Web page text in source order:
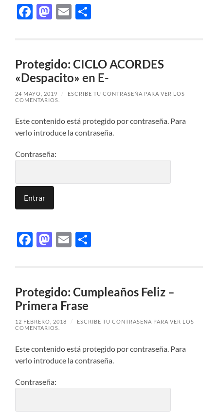
Facebook
Mastodon
Email
Protegido: CICLO ACORDES
«Despacito» en E-
24 MAYO, 2019 /
ESCRIBE TU CONTRASEÑA PARA VER LOS
COMENTARIOS.
Este contenido está protegido por contraseña. Para
verlo introduce la contraseña.
Contraseña:
Facebook
Mastodon
Email
Protegido: Cumpleaños Feliz –
Primera Frase
12 FEBRERO, 2018 /
ESCRIBE TU CONTRASEÑA PARA VER LOS
COMENTARIOS.
Este contenido está protegido por contraseña. Para
verlo introduce la contraseña.
Contraseña: